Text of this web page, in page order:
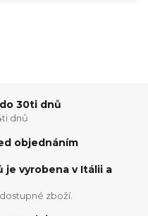
30ti dnů
dnů
objednáním
je vyrobena v Itálii a
zboží.